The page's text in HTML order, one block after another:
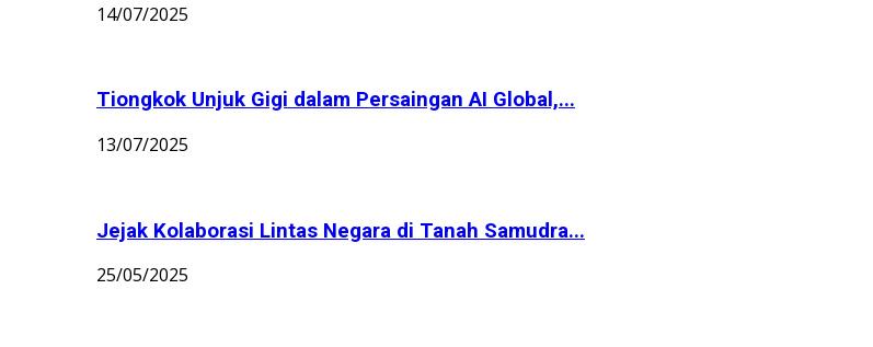
14/07/2025
Tiongkok Unjuk Gigi dalam Persaingan AI Global,...
13/07/2025
Jejak Kolaborasi Lintas Negara di Tanah Samudra...
25/05/2025